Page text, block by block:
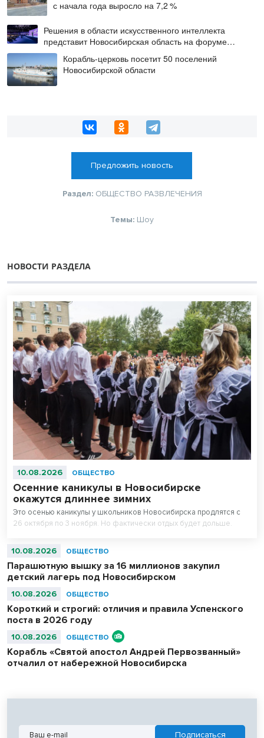
с начала года выросло на 7,2 %
Решения в области искусственного интеллекта
представит Новосибирская область на форуме
«Технопром-2026»
Корабль-церковь посетит 50 поселений
Новосибирской области
Предложить новость
Раздел: ОБЩЕСТВО РАЗВЛЕЧЕНИЯ
Темы: Шоу
НОВОСТИ РАЗДЕЛА
10.08.2026 ОБЩЕСТВО
Осенние каникулы в Новосибирске
окажутся длиннее зимних
Это осенью каникулы у школьников Новосибирска продлятся с
26 октября по 3 ноября. Но фактически отдых будет дольше.
10.08.2026 ОБЩЕСТВО
Парашютную вышку за 16 миллионов закупил
детский лагерь под Новосибирском
10.08.2026 ОБЩЕСТВО
Короткий и строгий: отличия и правила Успенского
поста в 2026 году
10.08.2026 ОБЩЕСТВО
Корабль «Святой апостол Андрей Первозванный»
отчалил от набережной Новосибирска